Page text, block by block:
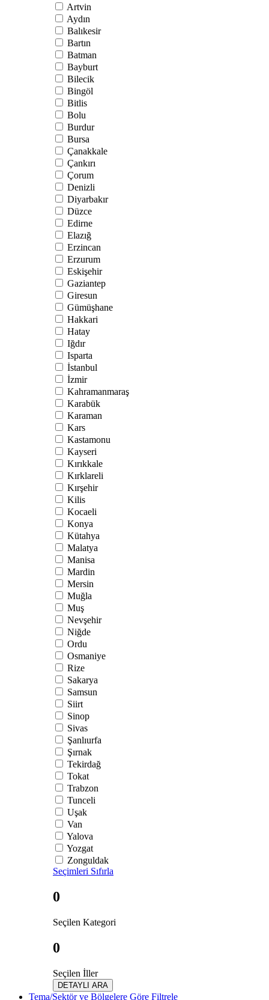
Artvin
Aydın
Balıkesir
Bartın
Batman
Bayburt
Bilecik
Bingöl
Bitlis
Bolu
Burdur
Bursa
Çanakkale
Çankırı
Çorum
Denizli
Diyarbakır
Düzce
Edirne
Elazığ
Erzincan
Erzurum
Eskişehir
Gaziantep
Giresun
Gümüşhane
Hakkari
Hatay
Iğdır
Isparta
İstanbul
İzmir
Kahramanmaraş
Karabük
Karaman
Kars
Kastamonu
Kayseri
Kırıkkale
Kırklareli
Kırşehir
Kilis
Kocaeli
Konya
Kütahya
Malatya
Manisa
Mardin
Mersin
Muğla
Muş
Nevşehir
Niğde
Ordu
Osmaniye
Rize
Sakarya
Samsun
Siirt
Sinop
Sivas
Şanlıurfa
Şırnak
Tekirdağ
Tokat
Trabzon
Tunceli
Uşak
Van
Yalova
Yozgat
Zonguldak
Seçimleri Sıfırla
0
Seçilen Kategori
0
Seçilen İller
DETAYLI ARA
Tema/Sektör ve Bölgelere Göre Filtrele